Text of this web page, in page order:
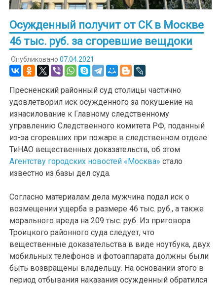
Осужденный получит от СК в Москве
46 тыс. руб. за сгоревшие вещдоки
Опубликовано 07.04.2021
Пресненский районный суд столицы частично
удовлетворил иск осужденного за покушение на
изнасилование к Главному следственному
управлению Следственного комитета РФ, поданный
из-за сгоревших при пожаре в следственном отделе
ТиНАО вещественных доказательств, об этом
Агентству городских новостей «Москва» стало
известно из базы дел суда.
Согласно материалам дела мужчина подал иск о
возмещении ущерба в размере 46 тыс. руб., а также
морального вреда на 209 тыс. руб. Из приговора
Троицкого районного суда следует, что
вещественные доказательства в виде ноутбука, двух
мобильных телефонов и фотоаппарата должны были
быть возвращены владельцу. На основании этого в
период отбывания наказания осужденный обратился